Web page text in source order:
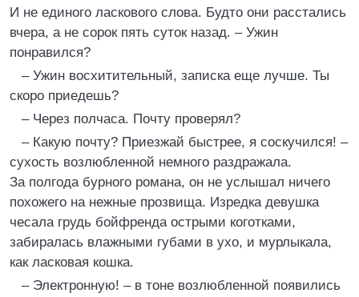
И не единого ласкового слова. Будто они расстались
вчера, а не сорок пять суток назад. – Ужин
понравился?
– Ужин восхитительный, записка еще лучше. Ты
скоро приедешь?
– Через полчаса. Почту проверял?
– Какую почту? Приезжай быстрее, я соскучился! –
сухость возлюбленной немного раздражала.
За полгода бурного романа, он не услышал ничего
похожего на нежные прозвища. Изредка девушка
чесала грудь бойфренда острыми коготками,
забиралась влажными губами в ухо, и мурлыкала,
как ласковая кошка.
– Электронную! – в тоне возлюбленной появились